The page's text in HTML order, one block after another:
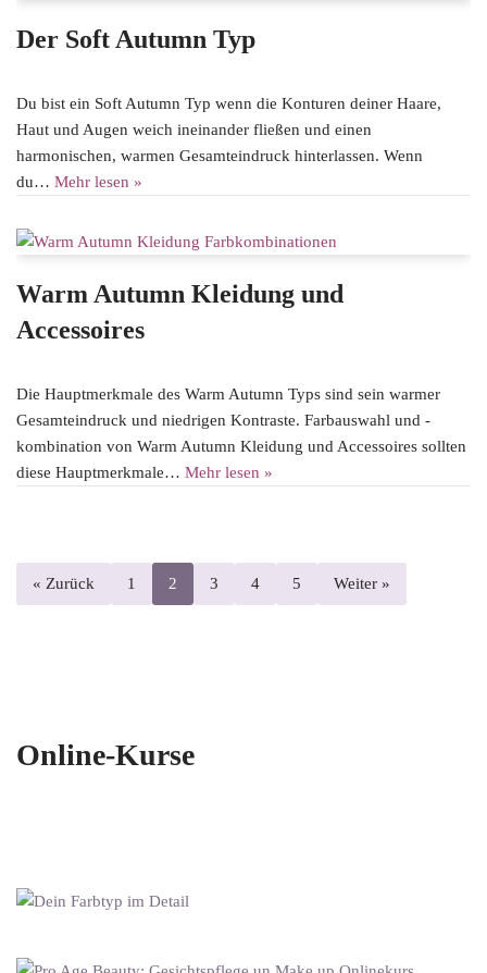
Der Soft Autumn Typ
Du bist ein Soft Autumn Typ wenn die Konturen deiner Haare,
Haut und Augen weich ineinander fließen und einen
harmonischen, warmen Gesamteindruck hinterlassen. Wenn
du… Mehr lesen »
Warm Autumn Kleidung und
Accessoires
Die Hauptmerkmale des Warm Autumn Typs sind sein warmer
Gesamteindruck und niedrigen Kontraste. Farbauswahl und -
kombination von Warm Autumn Kleidung und Accessoires sollten
diese Hauptmerkmale… Mehr lesen »
« Zurück 1 2 3 4 5 Weiter »
Online-Kurse